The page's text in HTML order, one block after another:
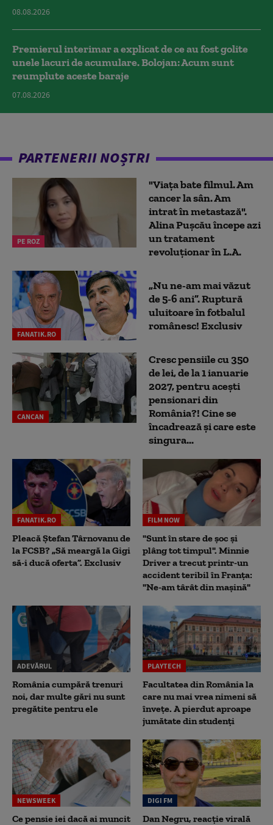
08.08.2026
Premierul interimar a explicat de ce au fost golite
unele lacuri de acumulare. Bolojan: Acum sunt
reumplute aceste baraje
07.08.2026
PARTENERII NOȘTRI
PE ROZ
"Viața bate filmul. Am
cancer la sân. Am
intrat în metastază".
Alina Pușcău începe azi
un tratament
revoluționar în L.A.
FANATIK.RO
„Nu ne-am mai văzut
de 5-6 ani”. Ruptură
uluitoare în fotbalul
românesc! Exclusiv
CANCAN
Cresc pensiile cu 350
de lei, de la 1 ianuarie
2027, pentru acești
pensionari din
România?! Cine se
încadrează și care este
singura...
FANATIK.RO
Pleacă Ștefan Târnovanu de
la FCSB? „Să meargă la Gigi
să-i ducă oferta”. Exclusiv
FILM NOW
"Sunt în stare de șoc și
plâng tot timpul". Minnie
Driver a trecut printr-un
accident teribil în Franța:
"Ne-am târât din mașină"
ADEVĂRUL
România cumpără trenuri
noi, dar multe gări nu sunt
pregătite pentru ele
PLAYTECH
Facultatea din România la
care nu mai vrea nimeni să
înveţe. A pierdut aproape
jumătate din studenţi
NEWSWEEK
Ce pensie iei dacă ai muncit
DIGI FM
Dan Negru, reacție virală